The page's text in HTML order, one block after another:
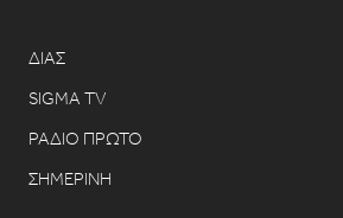
ΔΙΑΣ
SIGMA TV
ΡΑΔΙΟ ΠΡΩΤΟ
ΣΗΜΕΡΙΝΗ